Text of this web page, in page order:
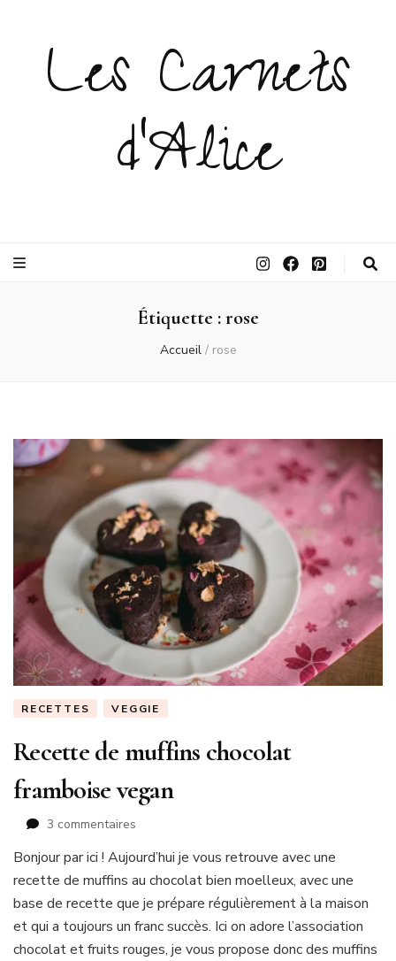
Les Carnets
d'Alice
Étiquette :rose
Accueil / rose
RECETTES VEGGIE
Recette de muffins chocolat
framboise vegan
3 commentaires
de
muffins
chocolat
vegan
Bonjour par ici ! Aujourd’hui je vous retrouve avec une
recette de muffins au chocolat bien moelleux, avec une
base de recette que je prépare régulièrement à la maison
et qui a toujours un franc succès. Ici on adore l’association
chocolat et fruits rouges, je vous propose donc des muffins